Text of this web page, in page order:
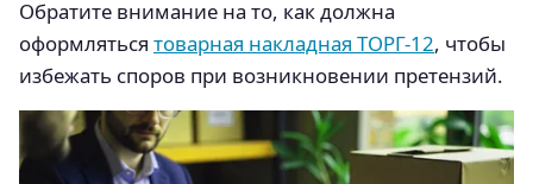
Обратите внимание на то, как должна
оформляться товарная накладная ТОРГ-12, чтобы
избежать споров при возникновении претензий.